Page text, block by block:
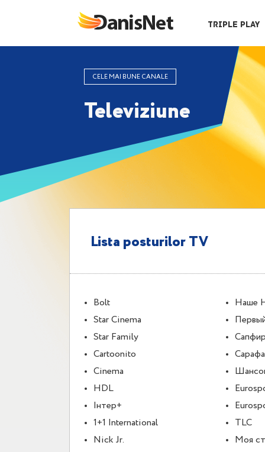
Triple Play
CELE MAI BUNE CANALE
Televiziune
Lista posturilor TV
Bolt
Star Cinema
Star Family
Cartoonito
Cinema
HDL
Iнтер+
1+1 International
Nick Jr.
Наше
TLC
Моя